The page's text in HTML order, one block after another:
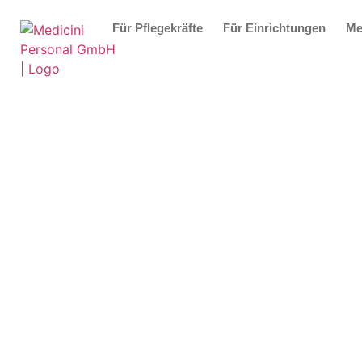
Für Pflegekräfte Für Einrichtungen